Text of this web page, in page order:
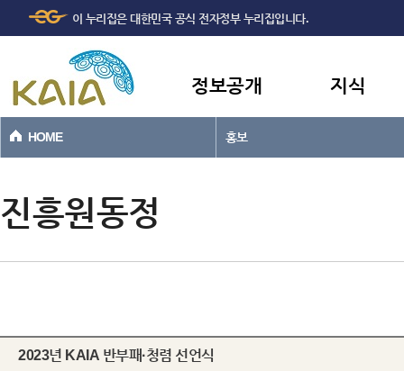
본문바로가기
이 누리집은 대한민국 공식 전자정부 누리집입니다.
정보공개 지식
HOME 홍보
진흥원동정
2023년 KAIA 반부패·청렴 선언식